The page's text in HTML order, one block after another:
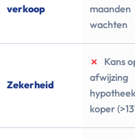
verkoop
maanden
wachten
Zekerheid
✗
Kans
afwijzing
hypotheek
koper